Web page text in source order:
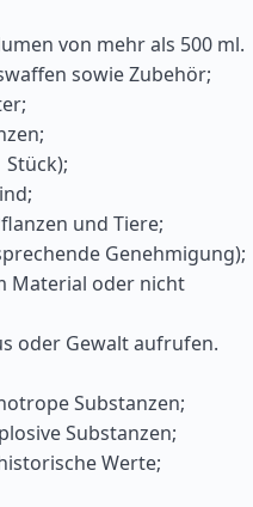
von mehr als 500 ml.
sowie Zubehör;
und Tiere;
Genehmigung);
Material oder nicht
oder Gewalt aufrufen.
Substanzen;
Substanzen;
Werte;